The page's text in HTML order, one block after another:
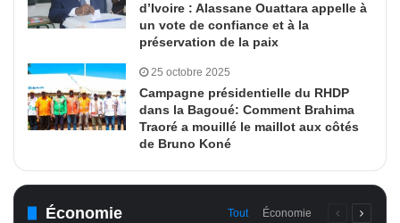
d’Ivoire : Alassane Ouattara appelle à
un vote de confiance et à la
préservation de la paix
25 octobre 2025
Campagne présidentielle du RHDP
dans la Bagoué: Comment Brahima
Traoré a mouillé le maillot aux côtés
de Bruno Koné
Économie Tout Économie
PagePage